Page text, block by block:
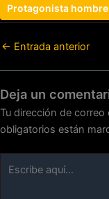
Protagonista hombre
← Entrada anterior
Deja un
Tu dirección de
obligatorios están
aquí...